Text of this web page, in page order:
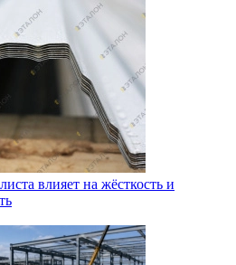
влияет на жёсткость и